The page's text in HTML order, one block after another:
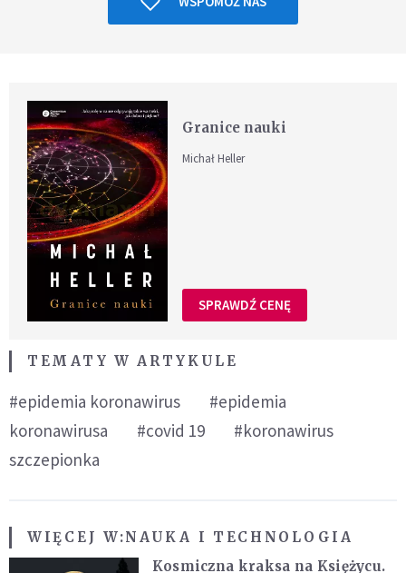
Granice nauki
Michał Heller
SPRAWDŹ CENĘ
TEMATY W ARTYKULE
#epidemia koronawirus
#epidemia
koronawirusa
#covid 19
#koronawirus
szczepionka
WIĘCEJ W:NAUKA I TECHNOLOGIA
Kosmiczna kraksa na Księżycu.